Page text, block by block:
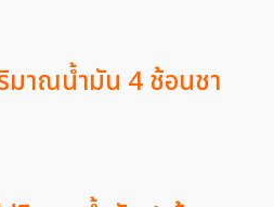
มาณน้ำมัน 4 ช้อนชา